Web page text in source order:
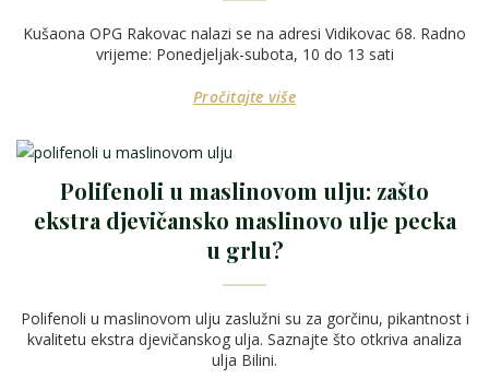
Kušaona OPG Rakovac nalazi se na adresi Vidikovac 68. Radno
vrijeme: Ponedjeljak-subota, 10 do 13 sati
Pročitajte više
Polifenoli u maslinovom ulju: zašto
ekstra djevičansko maslinovo ulje pecka
u grlu?
Polifenoli u maslinovom ulju zaslužni su za gorčinu, pikantnost i
kvalitetu ekstra djevičanskog ulja. Saznajte što otkriva analiza
ulja Bilini.